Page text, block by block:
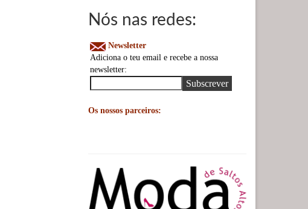
Nós nas redes:
Newsletter
Adiciona o teu email e recebe a nossa
newsletter:
Os nossos parceiros: